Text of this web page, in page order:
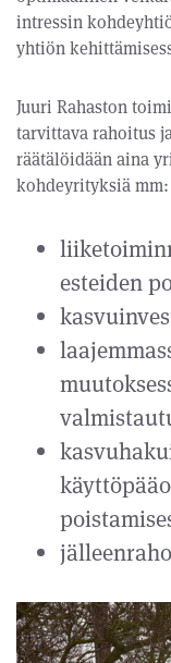
intressin
yhtiön
Juuri Rahaston
tarvittava rahoitus
räätälöidään aina
kohdeyrityksiä mm:
esteiden